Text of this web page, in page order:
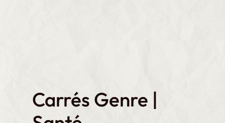
Carrés Genre |